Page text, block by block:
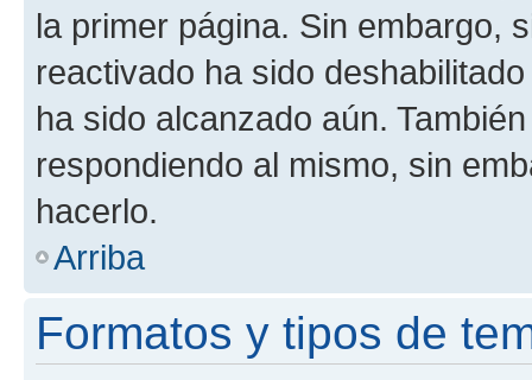
la primer página. Sin embargo,
reactivado ha sido
ha sido alcanzado aún.
respondiendo al mismo, sin
hacerlo.
Arriba
Formatos y tipos de